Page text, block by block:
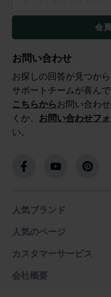
会
お問い合わせ
お探しの回答が見つか
サポートチームが喜ん
こちらからお問い合わ
くか、 お問い合わせフ
い。
人気ブランド
人気のページ
カスタマーサービス
会社概要